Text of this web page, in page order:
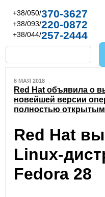
+38/050/370-3627
+38/093/220-0872
+38/044/257-2444
6 МАЯ 2018
Red Hat объявила о
новейшей версии
полностью
Red Hat
Linux-
Fedora 28